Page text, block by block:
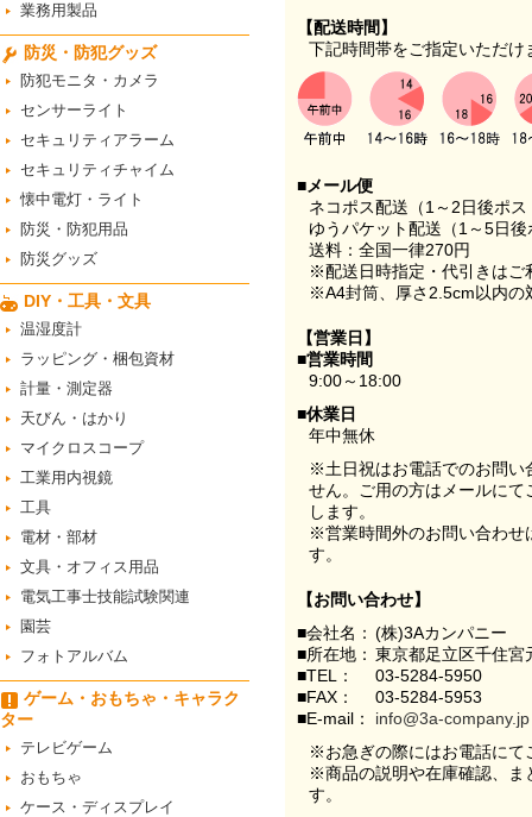
業務用製品
防災・防犯グッズ
防犯モニタ・カメラ
センサーライト
セキュリティアラーム
セキュリティチャイム
懐中電灯・ライト
防災・防犯用品
防災グッズ
DIY・工具・文具
温湿度計
ラッピング・梱包資材
計量・測定器
天びん・はかり
マイクロスコープ
工業用内視鏡
工具
電材・部材
文具・オフィス用品
電気工事士技能試験関連
園芸
フォトアルバム
ゲーム・おもちゃ・キャラク
ター
テレビゲーム
おもちゃ
ケース・ディスプレイ
【配送時間】
下記時間帯をご指定いただけ
■メール便
ネコポス配送（1～2日後ポ
ゆうパケット配送（1～5日
送料：全国一律270円
※配送日時指定・代引きはご
※A4封筒、厚さ2.5cm以内の
【営業日】
■営業時間
9:00～18:00
■休業日
年中無休
※土日祝はお電話でのお問い
せん。ご用の方はメールに
します。
※営業時間外のお問い合わせ
す。
【お問い合わせ】
■会社名： (株)3Aカンパニー
■所在地： 東京都足立区千住
■TEL：
03-5284-5950
■FAX：
03-5284-5953
■E-mail：
info@3a-company.jp
※お急ぎの際にはお電話にて
※商品の説明や在庫確認、ま
す。